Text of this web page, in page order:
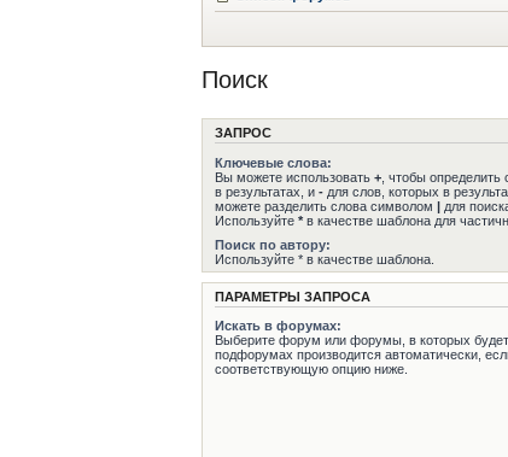
Поиск
ЗАПРОС
Ключевые слова:
Вы можете использовать + , чтобы
в результатах, и - для слов, которых в
можете разделить слова символом | для
Используйте * в качестве шаблона для
Поиск по автору:
Используйте * в качестве шаблона.
ПАРАМЕТРЫ ЗАПРОСА
Искать в форумах:
Выберите форум или форумы, в которых
подфорумах производится автоматически,
соответствующую опцию ниже.